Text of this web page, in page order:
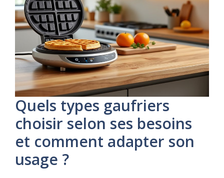
Quels types gaufriers
choisir selon ses besoins
et comment adapter son
usage ?